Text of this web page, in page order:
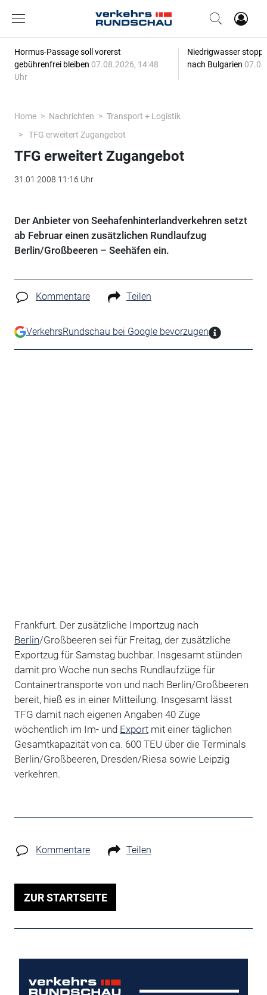
Hormus-Passage soll vorerst
gebührenfrei bleiben 07.08.2026, 14:48
Uhr
Niedrigwasser
nach Bulgarien
Home Nachrichten
Transport + Logistik
TFG erweitert Zugangebot
TFG erweitert Zugangebot
31.01.2008 11:16 Uhr
Der Anbieter von Seehafenhinterlandverkehren setzt
ab Februar einen zusätzlichen Rundlaufzug
Berlin/Großbeeren – Seehäfen ein.
Kommentare Teilen
VerkehrsRundschau bei Google bevorzugen
Frankfurt. Der zusätzliche Importzug nach
Berlin/Großbeeren sei für Freitag, der zusätzliche
Exportzug für Samstag buchbar. Insgesamt stünden
damit pro Woche nun sechs Rundlaufzüge für
Containertransporte von und nach Berlin/Großbeeren
bereit, hieß es in einer Mitteilung. Insgesamt lässt
TFG damit nach eigenen Angaben 40 Züge
wöchentlich im Im- und Exportmit einer täglichen
Gesamtkapazität von ca. 600 TEU über die Terminals
Berlin/Großbeeren, Dresden/Riesa sowie Leipzig
verkehren.
Kommentare Teilen
ZUR STARTSEITE